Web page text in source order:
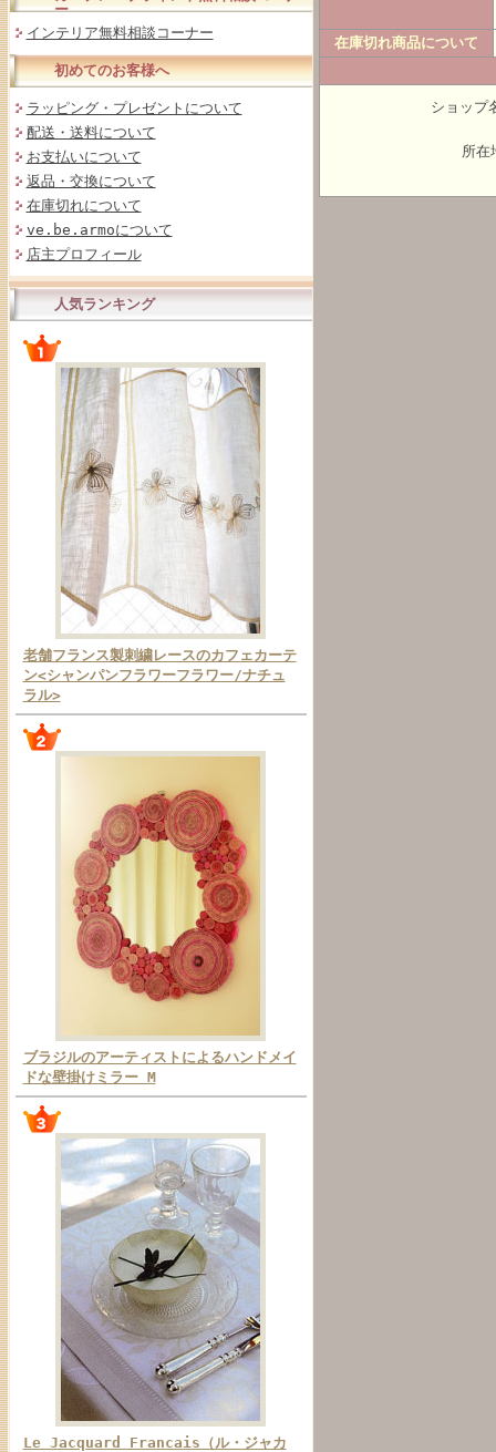
ー
インテリア無料相談コーナー
初めてのお客様へ
ラッピング・プレゼントについて
配送・送料について
お支払いについて
返品・交換について
在庫切れについて
ve.be.armoについて
店主プロフィール
人気ランキング
老舗フランス製刺繍レースのカフェカーテ
ン<シャンパンフラワーフラワー/ナチュ
ラル>
ブラジルのアーティストによるハンドメイ
ドな壁掛けミラー M
Le Jacquard Francais（ル・ジャカ
在庫切れ商品について
ショッ
所在